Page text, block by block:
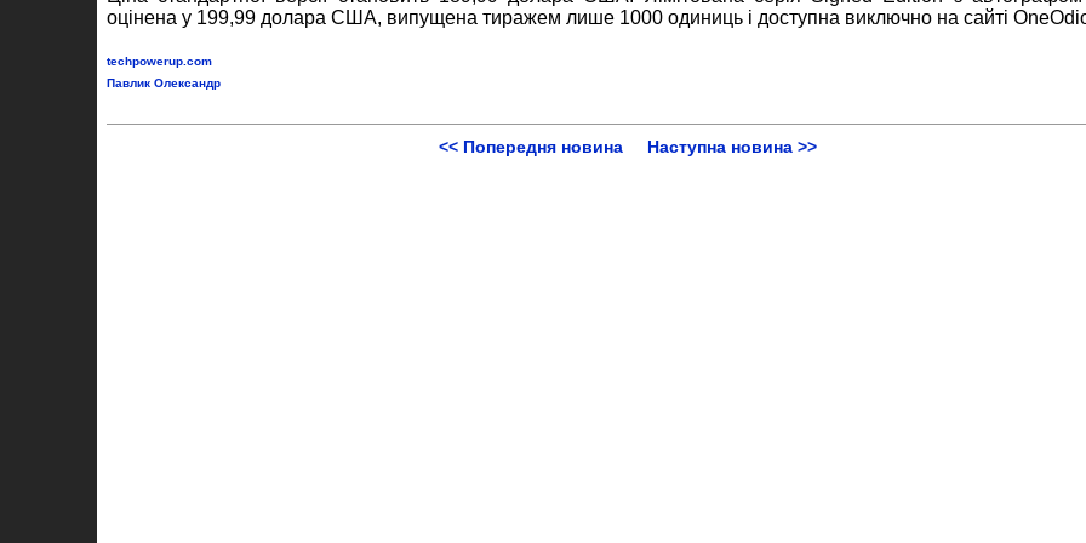
оцінена у 199,99 долара США, випущена тиражем лише 1000 одиниць і доступна виключно на сайті
techpowerup.com
Павлик Олександр
<< Попередня новина Наступна новина >>